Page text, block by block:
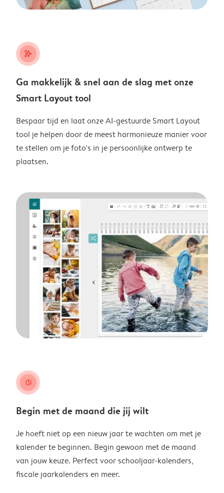
stars_plus
Ga makkelijk & snel aan de slag met onze
Smart Layout tool
Bespaar tijd en laat onze AI-gestuurde Smart Layout
tool je helpen door de meest harmonieuze manier voor
te stellen om je foto's in je persoonlijke ontwerp te
plaatsen.
clock
Begin met de maand die jij wilt
Je hoeft niet op een nieuw jaar te wachten om met je
kalender te beginnen. Begin gewoon met de maand
van jouw keuze. Perfect voor schooljaar-kalenders,
fiscale jaarkalenders en meer.